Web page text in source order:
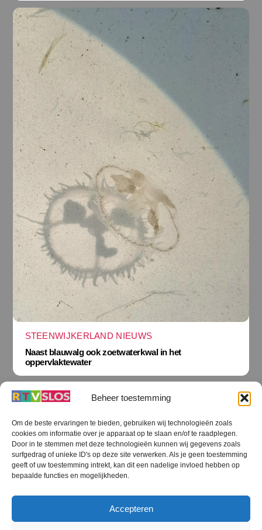
Beheer toestemming
Om de beste ervaringen te bieden, gebruiken wij technologieën zoals
cookies om informatie over je apparaat op te slaan en/of te raadplegen.
Door in te stemmen met deze technologieën kunnen wij gegevens zoals
surfgedrag of unieke ID's op deze site verwerken. Als je geen toestemming
geeft of uw toestemming intrekt, kan dit een nadelige invloed hebben op
bepaalde functies en mogelijkheden.
Accepteren
STEENWIJKERLAND NIEUWS
Naast blauwalg ook zoetwaterkwal in het
oppervlaktewater
Terug
naar
boven
RTV SLOS
RTV SLOS ANBI